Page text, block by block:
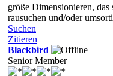
größe Dimensionieren,
rausuchen und/oder
Suchen
Zitieren
Blackbird
Senior Member